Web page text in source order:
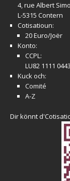
4, rue Albert
L-5315 Contern
Cotisatioun:
20 Euro/Joër
Konto:
CCPL:
LU82 1111
Kuck och:
Comité
A-Z
Dir könnt